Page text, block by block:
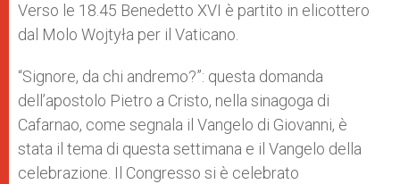
Verso le 18.45 Benedetto XVI è partito in elicottero
dal Molo Wojtyła per il Vaticano.
“Signore, da chi andremo?”: questa domanda
dell’apostolo Pietro a Cristo, nella sinagoga di
Cafarnao, come segnala il Vangelo di Giovanni, è
stata il tema di questa settimana e il Vangelo della
celebrazione. Il Congresso si è celebrato